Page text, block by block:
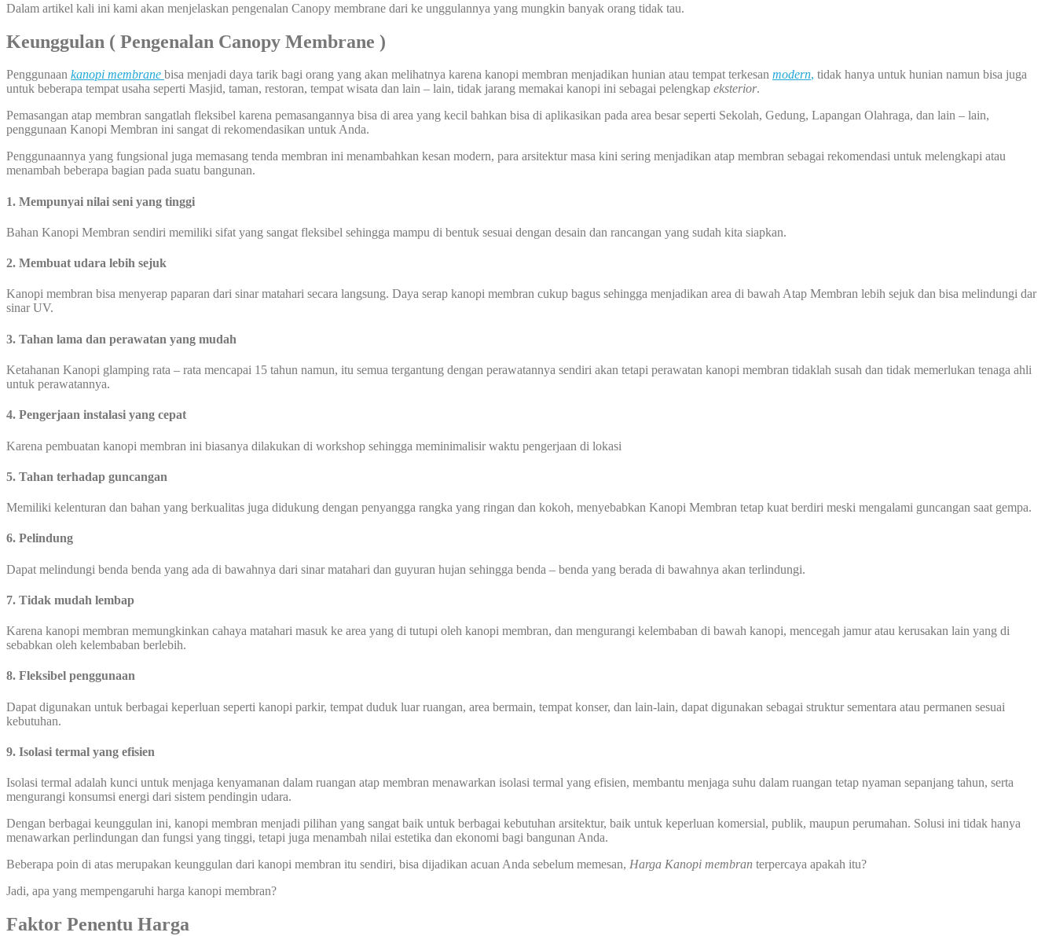
Dalam artikel kali ini kami akan menjelaskan pengenalan Canopy membrane dari ke unggulannya yang mungkin banyak orang tidak tau.
Keunggulan ( Pengenalan Canopy Membrane )
Penggunaan kanopi membrane bisa menjadi daya tarik bagi orang yang akan melihatnya karena kanopi membran menjadikan hunian atau tempat terkesan modern, tidak hanya untuk hunian namun bisa juga
untuk beberapa tempat usaha seperti Masjid, taman, restoran, tempat wisata dan lain – lain, tidak jarang memakai kanopi ini sebagai pelengkap eksterior.
Pemasangan atap membran sangatlah fleksibel karena pemasangannya bisa di area yang kecil bahkan bisa di aplikasikan pada area besar seperti Sekolah, Gedung, Lapangan Olahraga, dan lain – lain,
penggunaan Kanopi Membran ini sangat di rekomendasikan untuk Anda.
Penggunaannya yang fungsional juga memasang tenda membran ini menambahkan kesan modern, para arsitektur masa kini sering menjadikan atap membran sebagai rekomendasi untuk melengkapi atau
menambah beberapa bagian pada suatu bangunan.
1. Mempunyai nilai seni yang tinggi
Bahan Kanopi Membran sendiri memiliki sifat yang sangat fleksibel sehingga mampu di bentuk sesuai dengan desain dan rancangan yang sudah kita siapkan.
2. Membuat udara lebih sejuk
Kanopi membran bisa menyerap paparan dari sinar matahari secara langsung. Daya serap kanopi membran cukup bagus sehingga menjadikan area di bawah Atap Membran lebih sejuk dan bisa melindungi dar
sinar UV.
3. Tahan lama dan perawatan yang mudah
Ketahanan Kanopi glamping rata – rata mencapai 15 tahun namun, itu semua tergantung dengan perawatannya sendiri akan tetapi perawatan kanopi membran tidaklah susah dan tidak memerlukan tenaga ahli
untuk perawatannya.
4. Pengerjaan instalasi yang cepat
Karena pembuatan kanopi membran ini biasanya dilakukan di workshop sehingga meminimalisir waktu pengerjaan di lokasi
5. Tahan terhadap guncangan
Memiliki kelenturan dan bahan yang berkualitas juga didukung dengan penyangga rangka yang ringan dan kokoh, menyebabkan Kanopi Membran tetap kuat berdiri meski mengalami guncangan saat gempa.
6. Pelindung
Dapat melindungi benda benda yang ada di bawahnya dari sinar matahari dan guyuran hujan sehingga benda – benda yang berada di bawahnya akan terlindungi.
7. Tidak mudah lembap
Karena kanopi membran memungkinkan cahaya matahari masuk ke area yang di tutupi oleh kanopi membran, dan mengurangi kelembaban di bawah kanopi, mencegah jamur atau kerusakan lain yang di
sebabkan oleh kelembaban berlebih.
8. Fleksibel penggunaan
Dapat digunakan untuk berbagai keperluan seperti kanopi parkir, tempat duduk luar ruangan, area bermain, tempat konser, dan lain-lain, dapat digunakan sebagai struktur sementara atau permanen sesuai
kebutuhan.
9. Isolasi termal yang efisien
Isolasi termal adalah kunci untuk menjaga kenyamanan dalam ruangan atap membran menawarkan isolasi termal yang efisien, membantu menjaga suhu dalam ruangan tetap nyaman sepanjang tahun, serta
mengurangi konsumsi energi dari sistem pendingin udara.
Dengan berbagai keunggulan ini, kanopi membran menjadi pilihan yang sangat baik untuk berbagai kebutuhan arsitektur, baik untuk keperluan komersial, publik, maupun perumahan. Solusi ini tidak hanya
menawarkan perlindungan dan fungsi yang tinggi, tetapi juga menambah nilai estetika dan ekonomi bagi bangunan Anda.
Beberapa poin di atas merupakan keunggulan dari kanopi membran itu sendiri, bisa dijadikan acuan Anda sebelum memesan, Harga Kanopi membran terpercaya apakah itu?
Jadi, apa yang mempengaruhi harga kanopi membran?
Faktor Penentu Harga